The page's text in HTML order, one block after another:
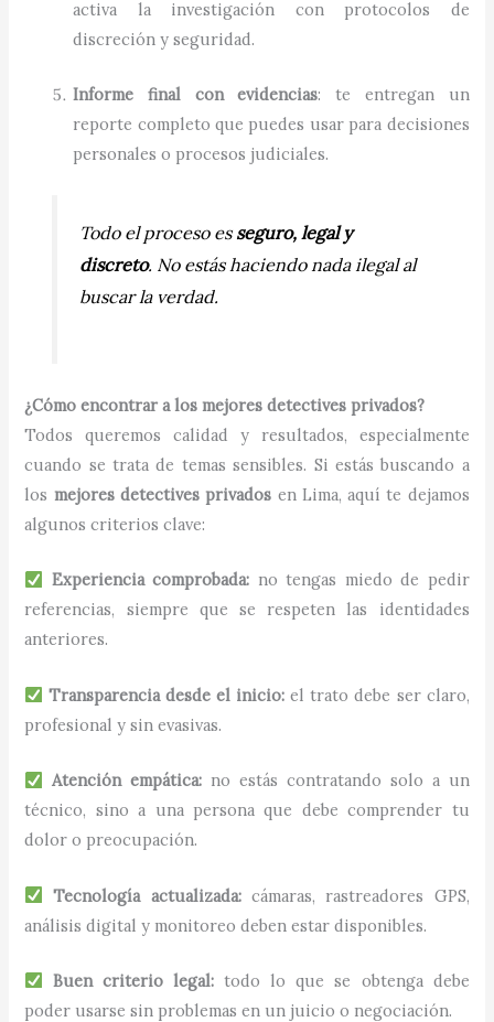
activa la investigación con protocolos de
discreción y seguridad.
Informe final con evidencias: te entregan un
reporte completo que puedes usar para decisiones
personales o procesos judiciales.
Todo el proceso es seguro, legal y
discreto. No estás haciendo nada ilegal al
buscar la verdad.
¿Cómo encontrar a los mejores detectives privados?
Todos queremos calidad y resultados, especialmente
cuando se trata de temas sensibles. Si estás buscando a
los mejores detectives privados en Lima, aquí te dejamos
algunos criterios clave:
Experiencia comprobada: no tengas miedo de pedir
referencias, siempre que se respeten las identidades
anteriores.
Transparencia desde el inicio: el trato debe ser claro,
profesional y sin evasivas.
Atención empática:no estás contratando solo a un
técnico, sino a una persona que debe comprender tu
dolor o preocupación.
Tecnología actualizada:cámaras, rastreadores GPS,
análisis digital y monitoreo deben estar disponibles.
Buen criterio legal: todo lo que se obtenga debe
poder usarse sin problemas en un juicio o negociación.